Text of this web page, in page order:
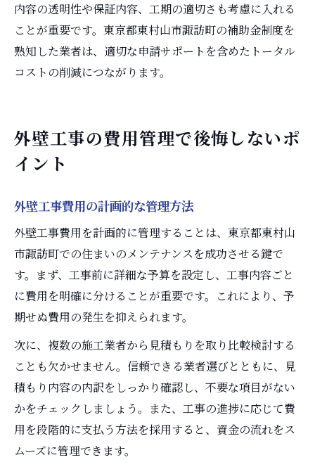
内容の透明性や保証内容、工期の適切さも考慮に入れる
ことが重要です。東京都東村山市諏訪町の補助金制度を
熟知した業者は、適切な申請サポートを含めたトータル
コストの削減につながります。
外壁工事の費用管理で後悔しないポ
イント
外壁工事費用の計画的な管理方法
外壁工事費用を計画的に管理することは、東京都東村山
市諏訪町での住まいのメンテナンスを成功させる鍵で
す。まず、工事前に詳細な予算を設定し、工事内容ごと
に費用を明確に分けることが重要です。これにより、予
期せぬ費用の発生を抑えられます。
次に、複数の施工業者から見積もりを取り比較検討する
ことも欠かせません。信頼できる業者選びとともに、見
積もり内容の内訳をしっかり確認し、不要な項目がない
かをチェックしましょう。また、工事の進捗に応じて費
用を段階的に支払う方法を採用すると、資金の流れをス
ムーズに管理できます。